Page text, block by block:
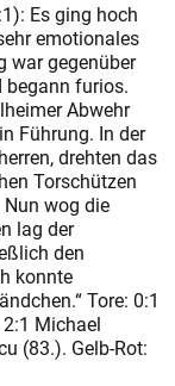
Es ging hoch
emotionales
war gegenüber
begann furios.
Abwehr
Führung. In der
drehten das
Torschützen
wog die
lag der
den
konnte
Tore: 0:1
Michael
(83.). Gelb-Rot: